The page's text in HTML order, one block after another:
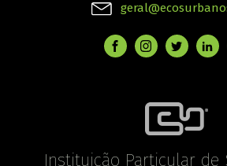
Instituição Particular de